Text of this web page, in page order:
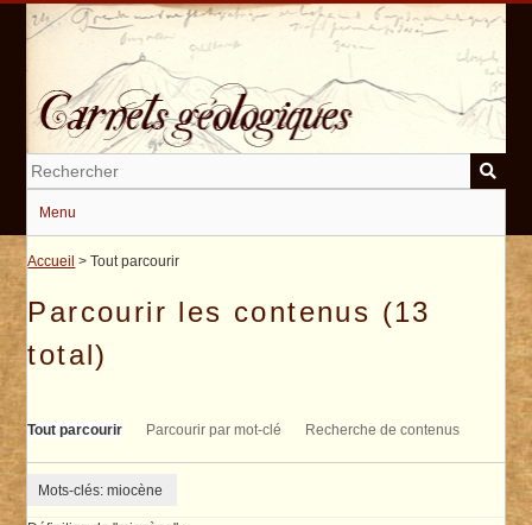
Passer
Menu
Accueil > Tout parcourir
Parcourir les contenus (13
total)
Tout parcourir Parcourir par mot-clé Recherche de contenus
Mots-clés: miocène